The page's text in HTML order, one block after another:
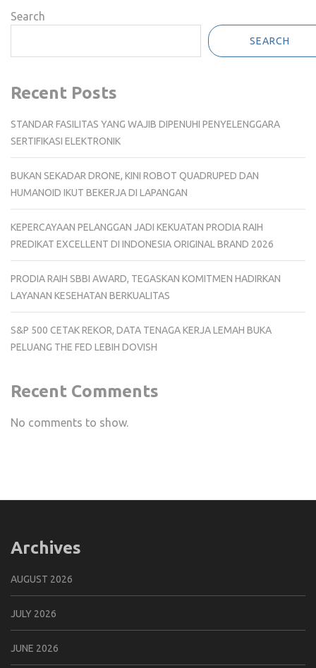
Search
SEARCH
Recent Posts
STANDAR FASILITAS YANG WAJIB DIPENUHI PENYELENGGARA
SERTIFIKASI ELEKTRONIK
BUKAN SEKADAR DRONE, KINI ROBOT QUADRUPED DAN
HUMANOID IKUT BEKERJA DI LAPANGAN
KEPERCAYAAN PELANGGAN JADI KEKUATAN PRODIA RAIH
PREDIKAT EXCELLENT DI INDONESIA ORIGINAL BRAND 2026
PRODIA RAIH SBBI AWARD, TEGASKAN KOMITMEN HADIRKAN
LAYANAN KESEHATAN BERKUALITAS
S&P 500 CETAK REKOR, DATA TENAGA KERJA LEMAH BUKA
PELUANG THE FED LEBIH DOVISH
Recent Comments
No comments to show.
Archives
AUGUST 2026
JULY 2026
JUNE 2026